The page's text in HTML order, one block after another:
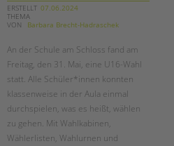
STADTTEILARBEIT
PROFIL | LEITBILD
Bereiche im Überblick
Kinder- und Jugendschutz
Unsere Videos
Gesellschafter VdK
ERSTELLT 07.06.2024
THEMA
VON
Barbara Brecht-Hadraschek
An der Schule am Schloss fand am
Freitag, den 31. Mai, eine U16-Wahl
statt. Alle Schüler*innen konnten
klassenweise in der Aula einmal
durchspielen, was es heißt, wählen
zu gehen. Mit Wahlkabinen,
Wählerlisten, Wahlurnen und